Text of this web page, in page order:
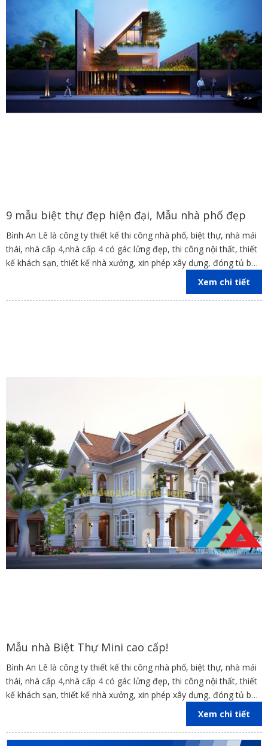
9 mẫu biệt thự đẹp hiện đại, Mẫu nhà phố đẹp
Bình An Lê là công ty thiết kế thi công nhà phố, biệt thự, nhà mái
thái, nhà cấp 4,nhà cấp 4 có gác lửng đẹp, thi công nội thất, thiết
kế khách sạn, thiết kế nhà xưởng, xin phép xây dựng, đóng tủ bếp
trên địa bàn các tỉnh Đồng Nai, Bình Dương, TP Hồ Chí Minh,
Xem chi tiết
Mẫu nhà Biệt Thự Mini cao cấp!
Bình An Lê là công ty thiết kế thi công nhà phố, biệt thự, nhà mái
thái, nhà cấp 4,nhà cấp 4 có gác lửng đẹp, thi công nội thất, thiết
kế khách sạn, thiết kế nhà xưởng, xin phép xây dựng, đóng tủ bếp
trên địa bàn các tỉnh Đồng Nai, Bình Dương, TP Hồ Chí Minh,
Xem chi tiết